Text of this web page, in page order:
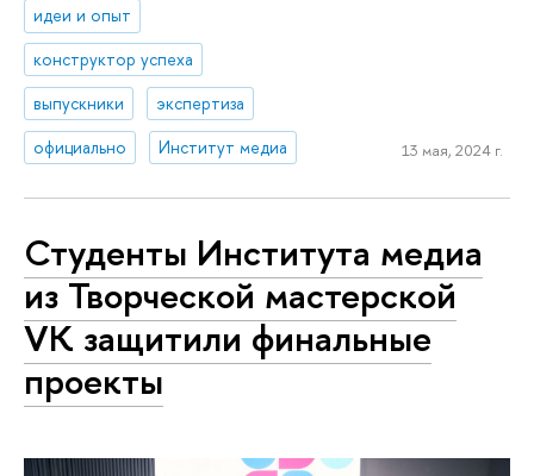
идеи и опыт
конструктор успеха
выпускники
экспертиза
официально
Институт медиа 13 мая, 2024 г.
Студенты Института медиа
из Творческой мастерской
VK защитили финальные
проекты